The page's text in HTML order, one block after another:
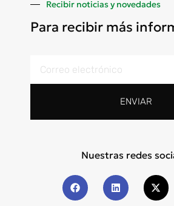
Recibir noticias y novedades
Para recibir más
ENVIAR
Nuestras redes